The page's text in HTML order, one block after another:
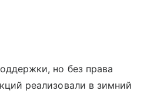
но без права
реализовали в зимний